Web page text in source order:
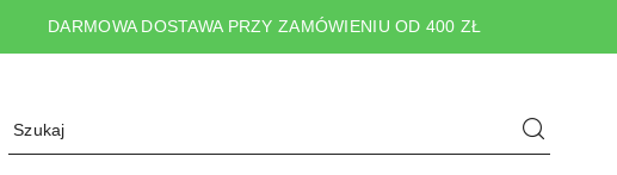
DARMOWA DOSTAWA PRZY ZAMÓWIENIU OD 400 ZŁ